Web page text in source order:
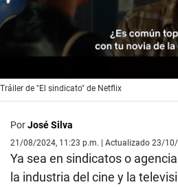
0
of
2
53
seconds
Tráiler de "El sindicato" de Netflix
PorJosé Silva
21/08/2024, 11:23 p.m. | Actualizado 23/
Ya sea en sindicatos o
la industria del cine y la